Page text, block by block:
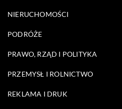
NIERUCHOMOŚCI
PODRÓŻE
PRAWO, RZĄD I POLITYKA
PRZEMYSŁ I ROLNICTWO
REKLAMA I DRUK